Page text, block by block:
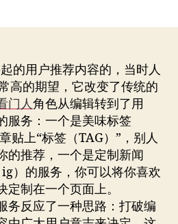
与
互
联
网
创
的
脆
的用户推荐内容的，当时人
高的期望，它改变了传统的
门人角色从编辑转到了用
服务：一个是美味标签
贴上“标签（TAG）”，别人
的推荐，一个是定制新闻
ig）的服务，你可以将你喜欢
制在一个页面上。
反应了一种思路：打破编